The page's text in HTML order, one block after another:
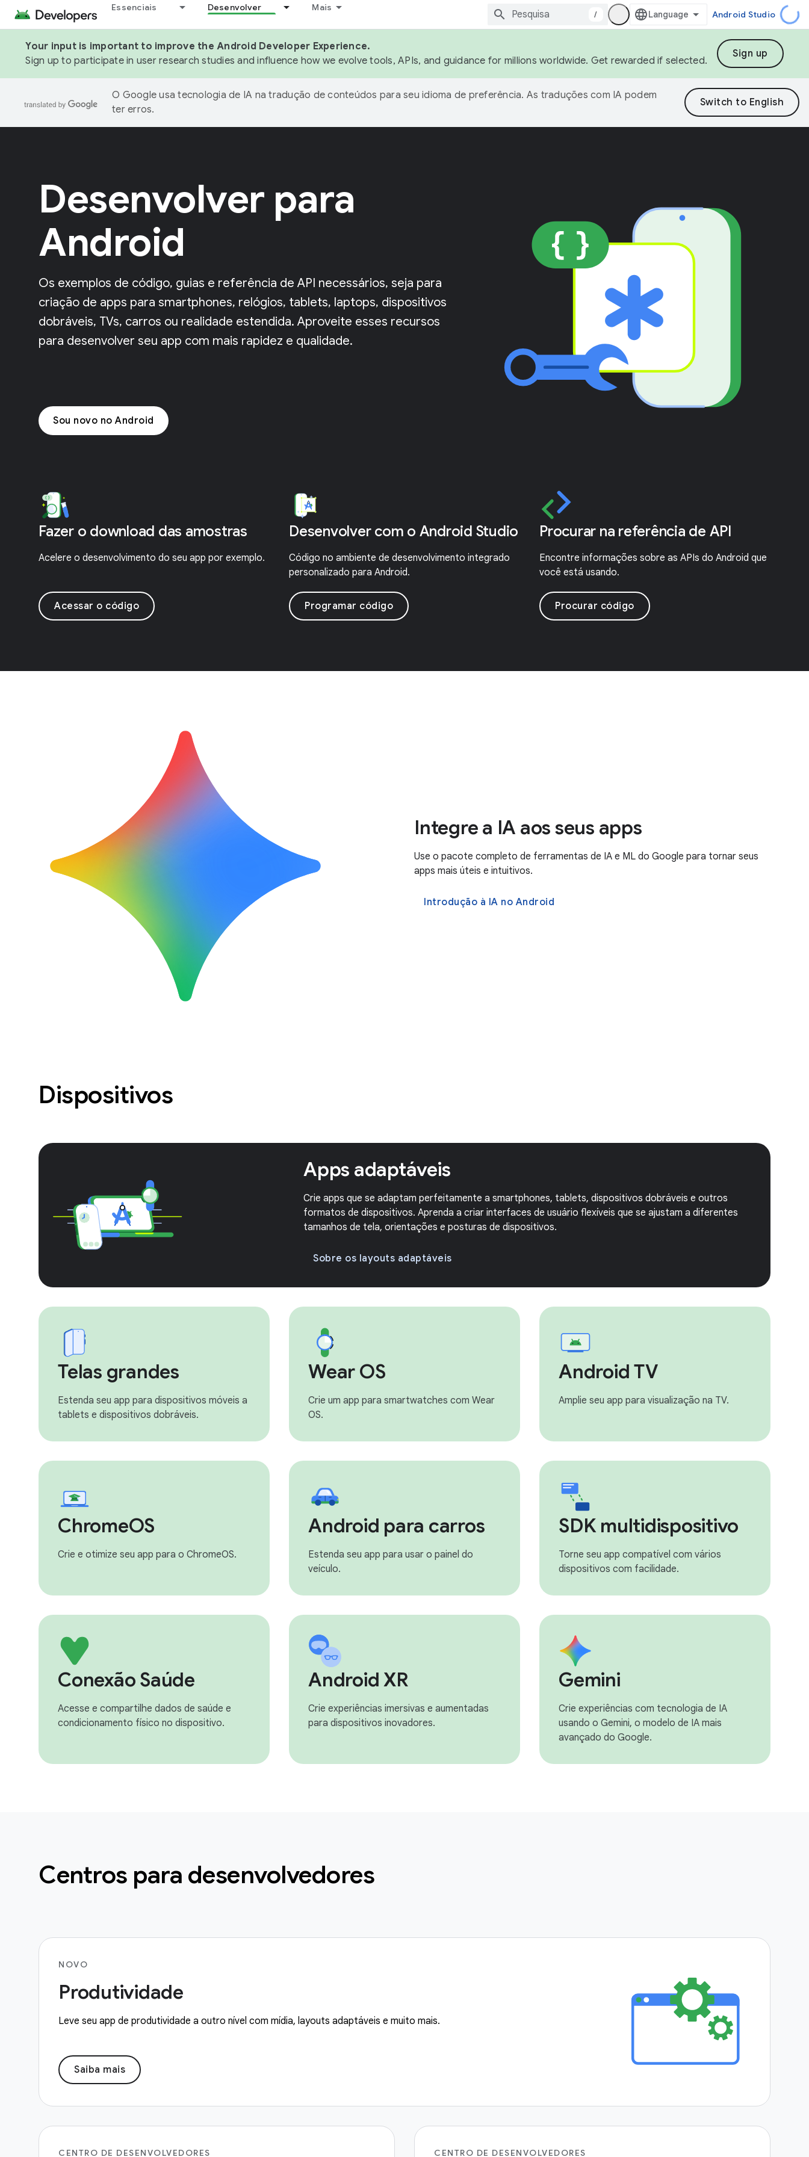
Essenciais Desenvolver Mais
/ Android Studio
Your input is important to improve the Android Developer Experience.
Sign up to participate in user research studies and influence how we evolve tools, APIs, and guidance for millions worldwide. Get rewarded if selected.
Sign up
O Google usa tecnologia de IA na tradução de conteúdos para seu idioma de preferência. As traduções com IA podem
ter erros.
Desenvolver para
Android
Os exemplos de código, guias e referência de API necessários, seja para
criação de apps para smartphones, relógios, tablets, laptops, dispositivos
dobráveis, TVs, carros ou realidade estendida. Aproveite esses recursos
para desenvolver seu app com mais rapidez e qualidade.
Sou novo no Android
Fazer o download das amostras
Acelere o desenvolvimento do seu app por exemplo.
Acessar o código
Desenvolver com o Android Studio
Código no ambiente de desenvolvimento integrado
personalizado para Android.
Programar código
Procurar na referência de API
Encontre informações sobre as APIs do Android que
você está usando.
Procurar código
Integre a IA aos seus apps
Use o pacote completo de ferramentas de IA e ML do Google para tornar seus
apps mais úteis e intuitivos.
Introdução à IA no Android
Dispositivos
Apps adaptáveis
Crie apps que se adaptam perfeitamente a smartphones, tablets, dispositivos dobráveis e outros
formatos de dispositivos. Aprenda a criar interfaces de usuário flexíveis que se ajustam a diferentes
tamanhos de tela, orientações e posturas de dispositivos.
Sobre os layouts adaptáveis
Telas grandes
Estenda seu app para dispositivos móveis a
tablets e dispositivos dobráveis.
Wear OS
Crie um app para smartwatches com Wear
OS.
Android TV
Amplie seu app para visualização na TV.
ChromeOS
Crie e otimize seu app para o ChromeOS.
Android para carros
Estenda seu app para usar o painel do
veículo.
SDK multidispositivo
Torne seu app compatível com vários
dispositivos com facilidade.
Conexão Saúde
Acesse e compartilhe dados de saúde e
condicionamento físico no dispositivo.
Android XR
Crie experiências imersivas e aumentadas
para dispositivos inovadores.
Gemini
Crie experiências com tecnologia de IA
usando o Gemini, o modelo de IA mais
avançado do Google.
Centros para desenvolvedores
NOVO
Produtividade
Leve seu app de produtividade a outro nível com mídia, layouts adaptáveis e muito mais.
Saiba mais
CENTRO DE DESENVOLVEDORES CENTRO DE DESENVOLVEDORES